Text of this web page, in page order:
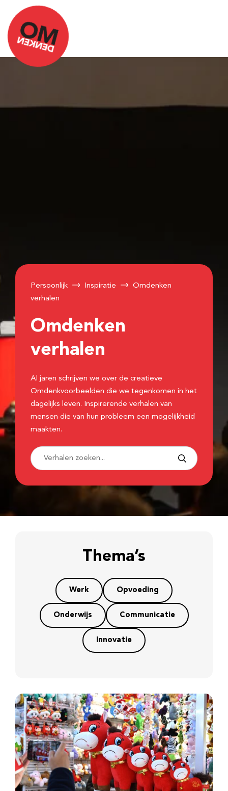
Persoonlijk Inspiratie
Omdenken
verhalen
Omdenken
verhalen
Al jaren schrijven we over de creatieve
Omdenkvoorbeelden die we tegenkomen in het
dagelijks leven. Inspirerende verhalen van
mensen die van hun probleem een mogelijkheid
maakten.
Thema’s
Werk Opvoeding
Onderwijs Communicatie
Innovatie